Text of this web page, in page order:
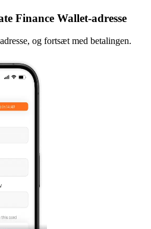
Finance Wallet-adresse
og fortsæt med betalingen.